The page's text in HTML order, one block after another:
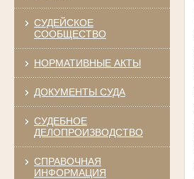
СУДЕЙСКОЕ
СООБЩЕСТВО
НОРМАТИВНЫЕ АКТЫ
ДОКУМЕНТЫ СУДА
СУДЕБНОЕ
ДЕЛОПРОИЗВОДСТВО
СПРАВОЧНАЯ
ИНФОРМАЦИЯ